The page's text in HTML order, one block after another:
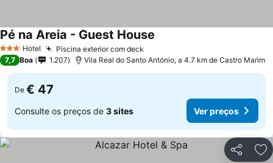
3 EstrelasHotel Piscina exterior com deck
Pé na Areia - Guest House
7,7 Boa 1.207 Vila Real do Santo António, a 4.7 km de Castro Marim
De € 47
Consulte os preços de 3 sites Ver preços
Partilhar